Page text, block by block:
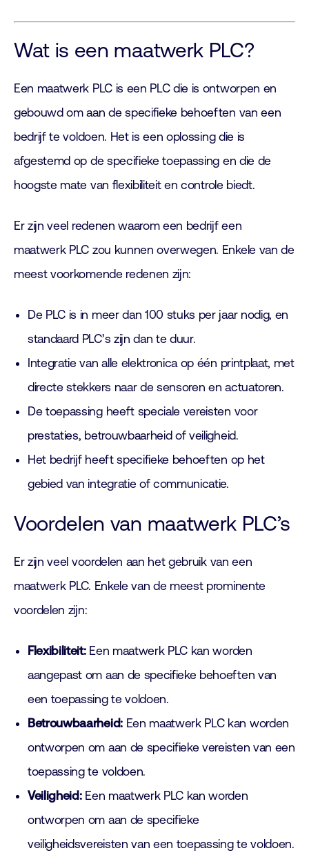
Wat is een maatwerk PLC?
Een maatwerk PLC is een PLC die is ontworpen en
gebouwd om aan de specifieke behoeften van een
bedrijf te voldoen. Het is een oplossing die is
afgestemd op de specifieke toepassing en die de
hoogste mate van flexibiliteit en controle biedt.
Er zijn veel redenen waarom een bedrijf een
maatwerk PLC zou kunnen overwegen. Enkele van de
meest voorkomende redenen zijn:
De PLC is in meer dan 100 stuks per jaar nodig, en
standaard PLC’s zijn dan te duur.
Integratie van alle elektronica op één printplaat, met
directe stekkers naar de sensoren en actuatoren.
De toepassing heeft speciale vereisten voor
prestaties, betrouwbaarheid of veiligheid.
Het bedrijf heeft specifieke behoeften op het
gebied van integratie of communicatie.
Voordelen van maatwerk PLC’s
Er zijn veel voordelen aan het gebruik van een
maatwerk PLC. Enkele van de meest prominente
voordelen zijn:
Flexibiliteit:Een maatwerk PLC kan worden
aangepast om aan de specifieke behoeften van
een toepassing te voldoen.
Betrouwbaarheid:Een maatwerk PLC kan worden
ontworpen om aan de specifieke vereisten van een
toepassing te voldoen.
Veiligheid:Een maatwerk PLC kan worden
ontworpen om aan de specifieke
veiligheidsvereisten van een toepassing te voldoen.